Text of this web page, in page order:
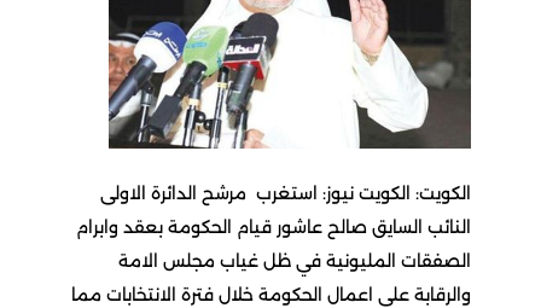
الكويت: الكويت نيوز: استغرب مرشح الدائرة الاولى
النائب السايق صالح عاشور قيام الحكومة بعقد وابرام
الصفقات المليونية في ظل غياب مجلس الامة
والرقابة على اعمال الحكومة خلال فترة الانتخابات مما